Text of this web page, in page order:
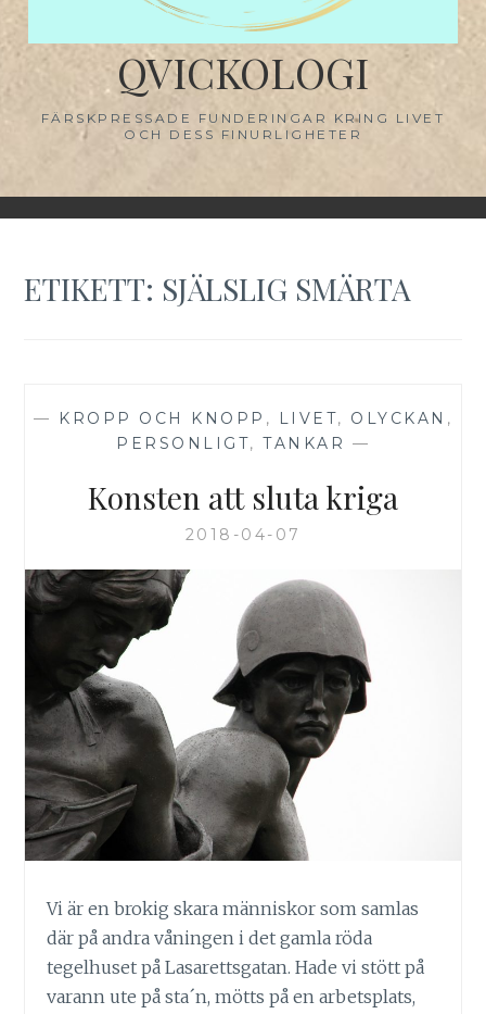
QVICKOLOGI
FÄRSKPRESSADE FUNDERINGAR KRING LIVET
OCH DESS FINURLIGHETER
ETIKETT: SJÄLSLIG SMÄRTA
— KROPP OCH KNOPP , LIVET, OLYCKAN ,
PERSONLIGT, TANKAR —
Konsten att sluta kriga
2018-04-07
Vi är en brokig skara människor som samlas
där på andra våningen i det gamla röda
tegelhuset på Lasarettsgatan. Hade vi stött på
varann ute på sta´n, mötts på en arbetsplats,